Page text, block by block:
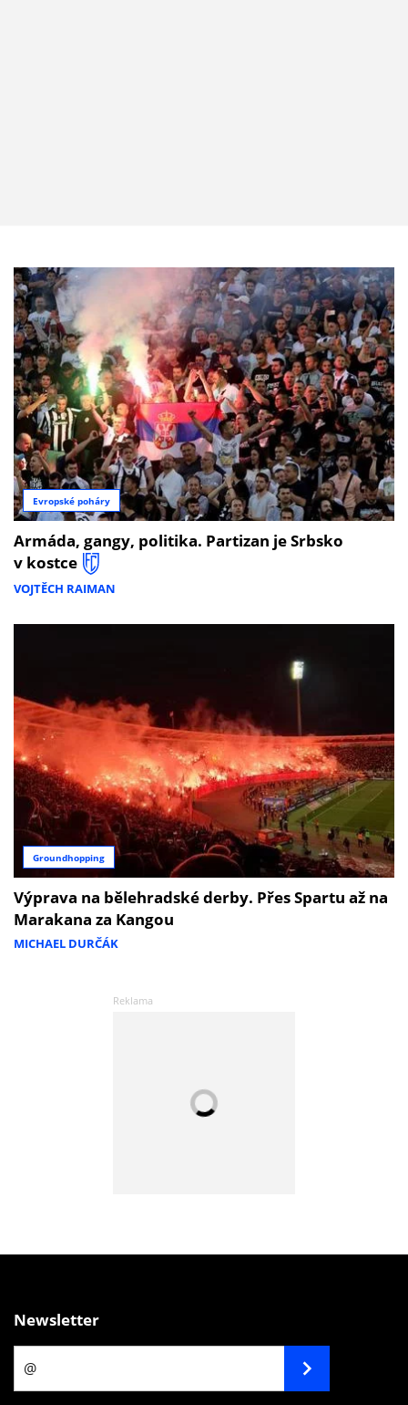
Evropské poháry
Armáda, gangy, politika. Partizan je Srbsko
v kostce
VOJTĚCH RAIMAN
Groundhopping
Výprava na bělehradské derby. Přes Spartu až na
Marakana za Kangou
MICHAEL DURČÁK
Newsletter